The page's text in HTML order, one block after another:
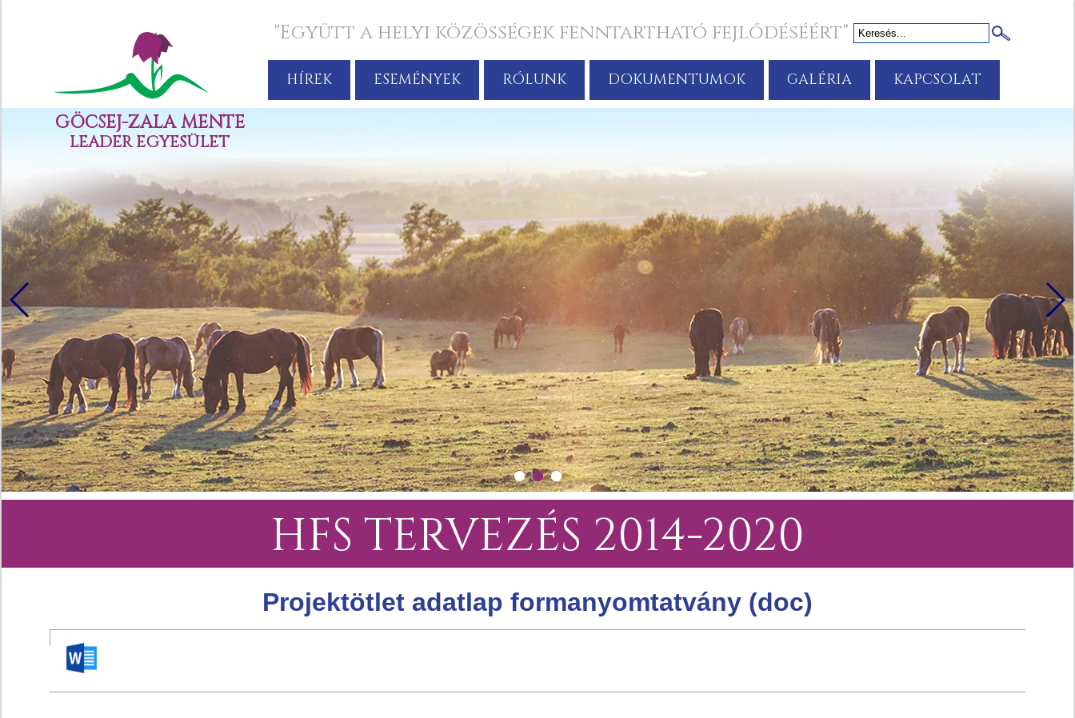
"Együtt a helyi közösségek fenntartható fejlődéséért"
GÖCSEJ-ZALA MENTE
LEADER EGYESÜLET
HÍREK ESEMÉNYEK RÓLUNK DOKUMENTUMOK GALÉRIA KAPCSOLAT
HFS TERVEZÉS 2014-2020
Projektötlet adatlap formanyomtatvány (doc)